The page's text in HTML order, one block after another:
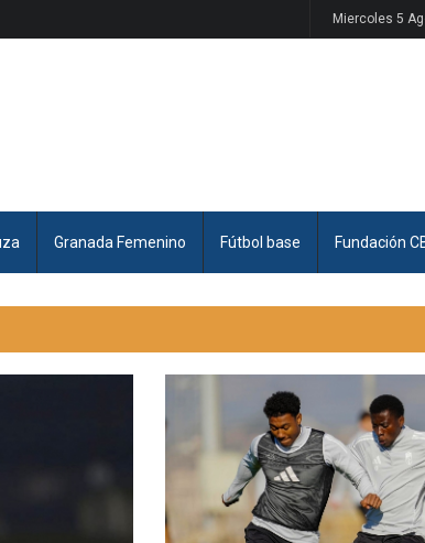
Miercoles 5
Granada Femenino Fútbol base Fundación